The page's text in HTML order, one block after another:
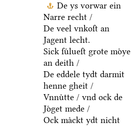
De ys vorwar ein
Narre recht /
De veel vnkoſt an
Jagent lecht.
Sick ſuͤlueſt grote moͤye
an deith /
De eddele tydt darmit
henne gheit /
Vnnuͤtte / vnd ock de
Joͤget mede /
Ock maͤckt ydt nicht